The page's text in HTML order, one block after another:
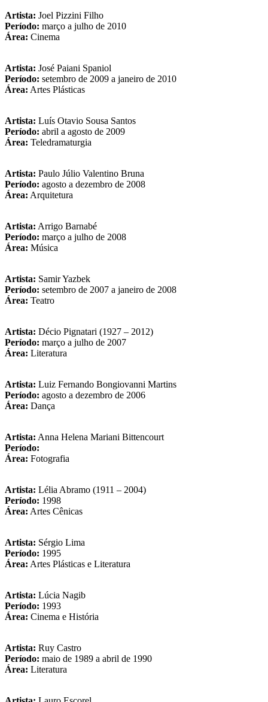
Artista: Joel Pizzini Filho
Período: março a julho de 2010
Área: Cinema
Artista: José Paiani Spaniol
Período: setembro de 2009 a janeiro de 2010
Área: Artes Plásticas
Artista: Luís Otavio Sousa Santos
Período: abril a agosto de 2009
Área: Teledramaturgia
Artista: Paulo Júlio Valentino Bruna
Período: agosto a dezembro de 2008
Área: Arquitetura
Artista: Arrigo Barnabé
Período: março a julho de 2008
Área: Música
Artista: Samir Yazbek
Período: setembro de 2007 a janeiro de 2008
Área: Teatro
Artista: Décio Pignatari (1927 – 2012)
Período: março a julho de 2007
Área: Literatura
Artista: Luiz Fernando Bongiovanni Martins
Período: agosto a dezembro de 2006
Área: Dança
Artista: Anna Helena Mariani Bittencourt
Período:
Área: Fotografia
Artista: Lélia Abramo (1911 – 2004)
Período: 1998
Área: Artes Cênicas
Artista: Sérgio Lima
Período: 1995
Área: Artes Plásticas e Literatura
Artista: Lúcia Nagib
Período: 1993
Área: Cinema e História
Artista: Ruy Castro
Período: maio de 1989 a abril de 1990
Área: Literatura